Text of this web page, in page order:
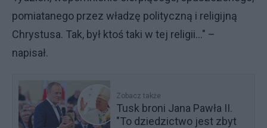
pomiatanego przez władzę polityczną i religijną
Chrystusa. Tak, był ktoś taki w tej religii…" –
napisał.
Zobacz także
Tusk broni Jana Pawła II.
"To dziedzictwo jest zbyt